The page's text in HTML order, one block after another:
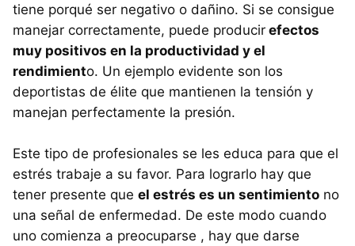
tiene porqué ser negativo o dañino. Si se consigue
manejar correctamente, puede producir efectos
muy positivos en la productividad y el
rendimiento. Un ejemplo evidente son los
deportistas de élite que mantienen la tensión y
manejan perfectamente la presión.
Este tipo de profesionales se les educa para que el
estrés trabaje a su favor. Para lograrlo hay que
tener presente que el estrés es un sentimiento no
una señal de enfermedad. De este modo cuando
uno comienza a preocuparse , hay que darse